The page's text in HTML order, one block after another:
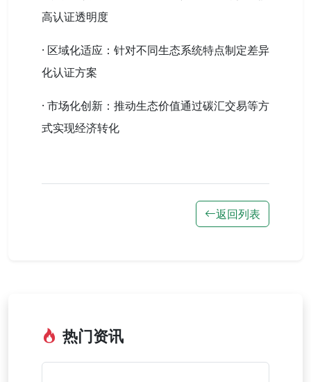
高认证透明度
· 区域化适应：针对不同生态系统特点制定差异
化认证方案
· 市场化创新：推动生态价值通过碳汇交易等方
式实现经济转化
返回列表
热门资讯